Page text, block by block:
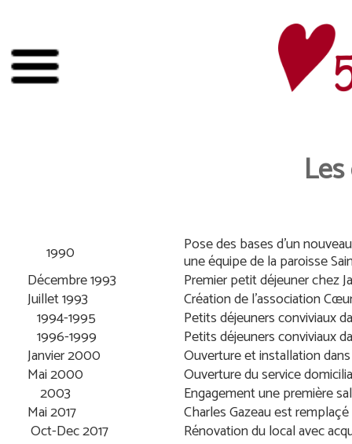
1990 Pose des bases d’un
une équipe de la paroisse
Décembre 1993
Premier petit déjeuner chez
Juillet 1993
Création de l’association
1994-1995
Petits déjeuners conviviaux
1996-1999
Petits déjeuners conviviaux
Janvier 2000
Ouverture et installation
Mai 2000
Ouverture du service
2003
Engagement une première
Mai 2017
Charles Gazeau est
Oct-Dec 2017
Rénovation du local avec